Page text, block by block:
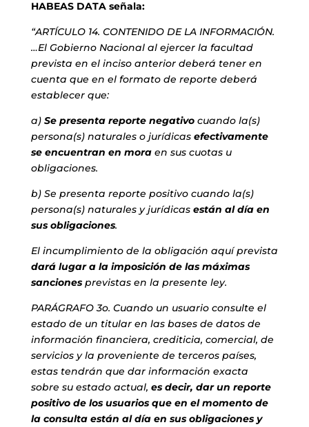
HABEAS DATA señala:
“ARTÍCULO 14. CONTENIDO DE LA INFORMACIÓN.
…El Gobierno Nacional al ejercer la facultad
prevista en el inciso anterior deberá tener en
cuenta que en el formato de reporte deberá
establecer que:
a) Se presenta reporte negativo cuando la(s)
persona(s) naturales o jurídicas efectivamente
se encuentran en mora en sus cuotas u
obligaciones.
b) Se presenta reporte positivo cuando la(s)
persona(s) naturales y jurídicas están al día en
sus obligaciones.
El incumplimiento de la obligación aquí prevista
dará lugar a la imposición de las máximas
sancionesprevistas en la presente ley.
PARÁGRAFO 3o. Cuando un usuario consulte el
estado de un titular en las bases de datos de
información financiera, crediticia, comercial, de
servicios y la proveniente de terceros países,
estas tendrán que dar información exacta
sobre su estado actual, es decir, dar un reporte
positivo de los usuarios que en el momento de
la consulta están al día en sus obligaciones y